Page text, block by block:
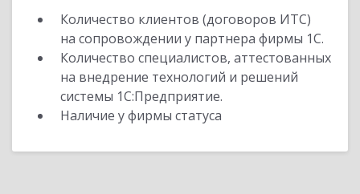
Количество клиентов (договоров ИТС)
на сопровождении у партнера фирмы 1С.
Количество специалистов, аттестованных
на внедрение технологий и решений
системы 1С:Предприятие.
Наличие у фирмы статуса